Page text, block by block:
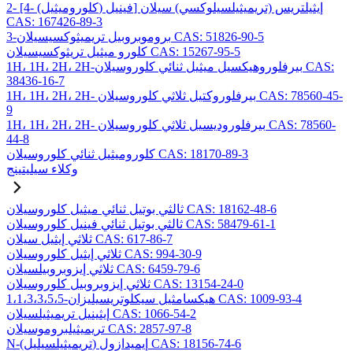
2- [4- (كلوروميثيل) فينيل] إيثيلتريس (تريميثيلسيلوكسي) سيلان
CAS: 167426-89-3
3-بروموبروبيل تريميثوكسيسيلان CAS: 51826-90-5
كلورو ميثيل تريثوكسيسيلان CAS: 15267-95-5
1H، 1H، 2H، 2H-بيرفلوروهيكسيل ميثيل ثنائي كلوروسيلان CAS:
38436-16-7
1H، 1H، 2H، 2H- بيرفلوروكتيل ثلاثي كلوروسيلان CAS: 78560-45-
9
1H، 1H، 2H، 2H- بيرفلوروديسيل ثلاثي كلوروسيلان CAS: 78560-
44-8
كلوروميثيل ثنائي كلوروسيلان CAS: 18170-89-3
وكلاء سيليتينج
ثالثي بوتيل ثنائي ميثيل كلوروسيلان CAS: 18162-48-6
ثالثي بوتيل ثنائي فينيل كلوروسيلان CAS: 58479-61-1
ثلاثي إيثيل سيلان CAS: 617-86-7
ثلاثي إيثيل كلوروسيلان CAS: 994-30-9
ثلاثي إيزوبروبيلسيلان CAS: 6459-79-6
ثلاثي إيزوبروبيل كلوروسيلان CAS: 13154-24-0
1،1،3،3،5،5-هيكسامثيل سيكلوتريسيليزان CAS: 1009-93-4
إيثينيل تريميثيلسيلان CAS: 1066-54-2
تريميثيلبروموسيلان CAS: 2857-97-8
N-(تريميثيلسيليل) إيميدازول CAS: 18156-74-6